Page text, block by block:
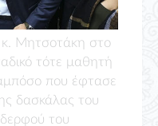
τότε μαθητή
που έφτασε
δασκάλας του
του